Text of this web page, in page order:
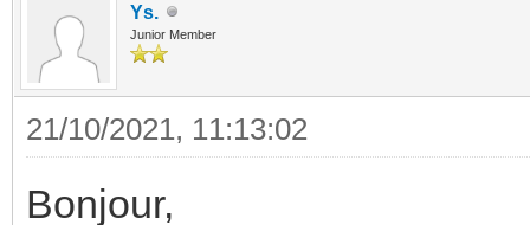
Ys.
Junior Member
21/10/2021, 11:13:02
Bonjour,